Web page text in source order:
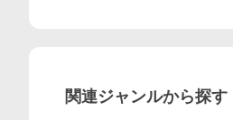
関連ジャンルから探す